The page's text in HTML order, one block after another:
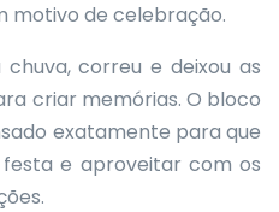
motivo de celebração.
correu e deixou as
criar memórias. O bloco
exatamente para que
e aproveitar com os